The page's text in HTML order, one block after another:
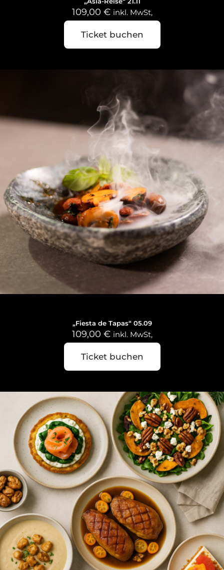
109,00 € inkl. MwSt,
Ticket buchen
„Fiesta de Tapas“ 05.09
109,00 € inkl. MwSt,
Ticket buchen